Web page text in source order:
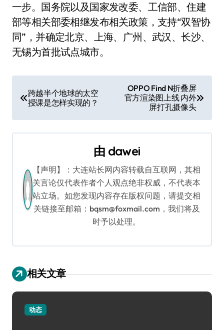
一步。国务院以及国家发改委、工信部、住建
部等相关部委相继发布相关政策，支持“双智协
同”，并确定北京、上海、广州、武汉、长沙、
无锡为首批试点城市。
章
导
跨越半个地球的太空
授课是怎样实现的？
OPPO Find N折叠屏
官方渲染图上线 内外
屏打孔摄像头
由 dawei
【声明】：大连站长网内容转载自互联网，其相
关言论仅代表作者个人观点绝非权威，不代表本
站立场。如您发现内容存在版权问题，请提交相
关链接至邮箱：bqsm@foxmail.com，我们将及
时予以处理。
相关文章
动态